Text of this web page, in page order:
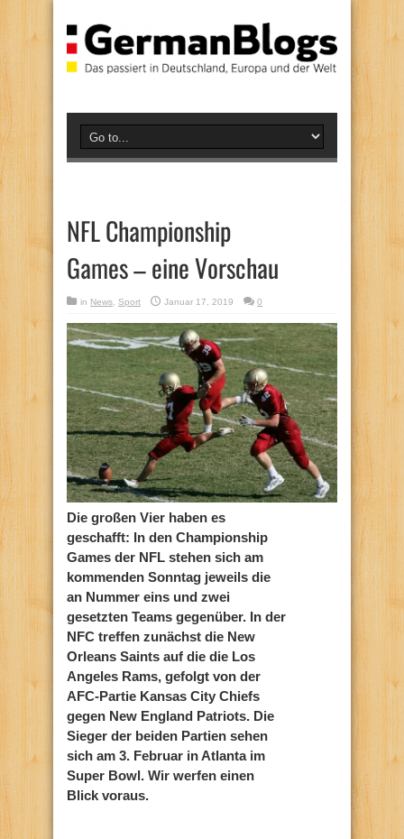
NFL Championship
Games – eine Vorschau
in News Sport Januar 17, 2019 0
Die großen Vier haben es
geschafft: In den Championship
Games der NFL stehen sich am
kommenden Sonntag jeweils die
an Nummer eins und zwei
gesetzten Teams gegenüber. In der
NFC treffen zunächst die New
Orleans Saints auf die die Los
Angeles Rams, gefolgt von der
AFC-Partie Kansas City Chiefs
gegen New England Patriots. Die
Sieger der beiden Partien sehen
sich am 3. Februar in Atlanta im
Super Bowl. Wir werfen einen
Blick voraus.